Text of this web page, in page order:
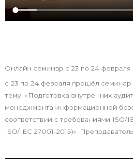
Онлайн семинар с 23 по 24 февраля
с 23 по 24 февраля прошёл
тему: «Подготовка внутренних
менеджмента информационной
соответствии с требованиями ISO/
ISO/IEC 27001-2015)».